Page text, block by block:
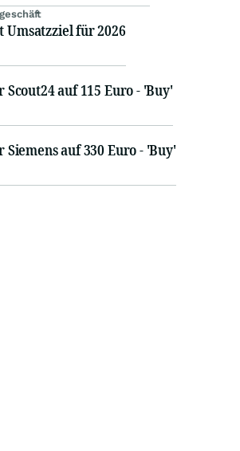
Umsatzziel für 2026
Scout24 auf 115 Euro - 'Buy'
Siemens auf 330 Euro - 'Buy'